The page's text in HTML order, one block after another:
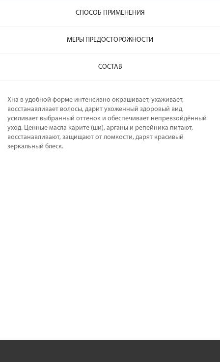
СПОСОБ ПРИМЕНЕНИЯ
МЕРЫ ПРЕДОСТОРОЖНОСТИ
СОСТАВ
Хна в удобной форме интенсивно окрашивает, ухаживает,
восстанавливает волосы, дарит ухоженный здоровый вид,
усиливает выбранный оттенок и обеспечивает непревзойдённый
уход. Ценные масла карите (ши), арганы и репейника питают,
восстанавливают, защищают от ломкости, дарят красивый
зеркальный блеск.